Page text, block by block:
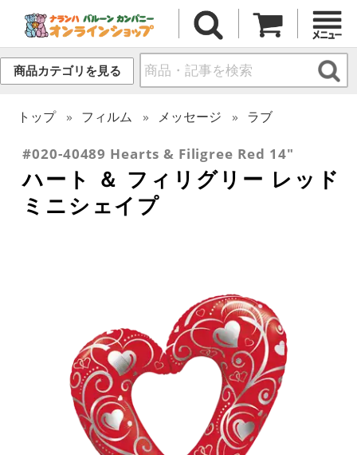
商品カテゴリを見る
トップ フィルム メッセージ ラブ
#020-40489 Hearts & Filigree Red 14"
ハート ＆ フィリグリー レッド
ミニシェイプ